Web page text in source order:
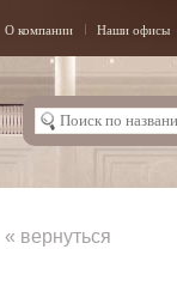
О компании Наши офисы
« вернуться